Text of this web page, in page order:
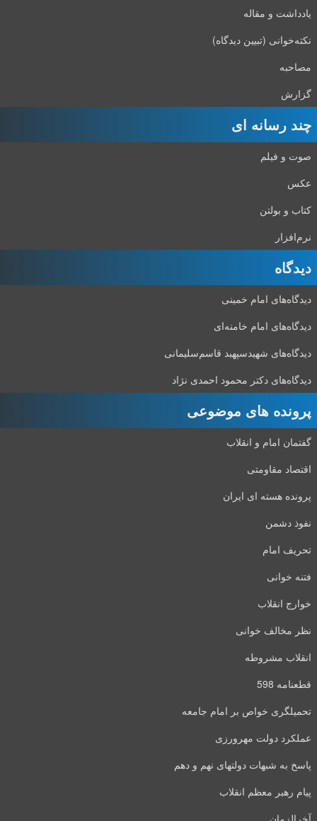
یادداشت و مقاله
نکته‌خوانی (تبیین دیدگاه)
مصاحبه
گزارش
چند رسانه ای
صوت و فیلم
عکس
کتاب و بولتن
نرم‌افزار
دیدگاه‌
دیدگاه‌های امام خمینی
دیدگاه‌های امام خامنه‌ای
دیدگاه‌های شهید‌سپهبد قاسم‌سلیمانی
دیدگاه‌های دکتر محمود احمدی نژاد
پرونده های موضوعی
گفتمان امام و انقلاب
اقتصاد مقاومتی
پرونده هسته ای ایران
نفوذ دشمن
تحریف امام
فتنه خوانی
خوارج انقلاب
نظر مخالف خوانی
انقلاب مشروطه
قطعنامه 598
تحمیلگری خواص بر امام جامعه
عملکرد دولت مهرورزی
پاسخ به شبهات دولتهای نهم و دهم
پیام رهبر معظم انقلاب
آخرالزمان